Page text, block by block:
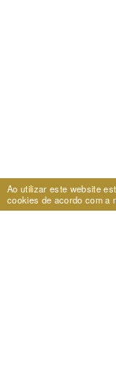
Ao utilizar este website
cookies de acordo com a